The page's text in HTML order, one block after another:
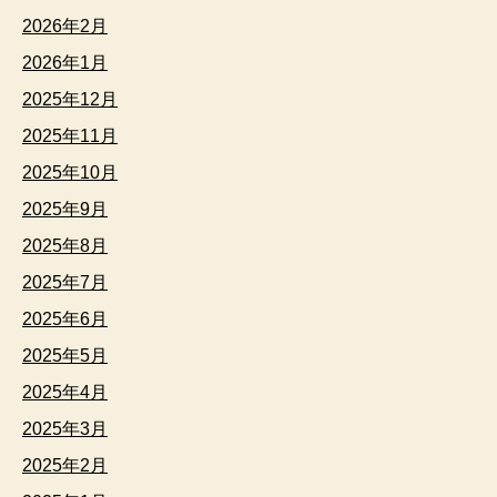
2026年2月
2026年1月
2025年12月
2025年11月
2025年10月
2025年9月
2025年8月
2025年7月
2025年6月
2025年5月
2025年4月
2025年3月
2025年2月